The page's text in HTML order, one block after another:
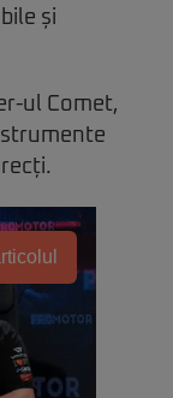
și
ul Comet,